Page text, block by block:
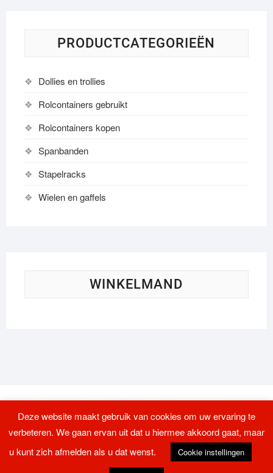
PRODUCTCATEGORIEËN
Dollies en trollies
Rolcontainers gebruikt
Rolcontainers kopen
Spanbanden
Stapelracks
Wielen en gaffels
WINKELMAND
| Ontworpen door:Theme Freesia| © 2026
Deze website maakt gebruik van cookies om uw ervaring te
verbeteren. We gaan ervan uit dat u hiermee akkoord gaat, maar
u kunt zich afmelden als u dat wenst.
Cookie instellingen